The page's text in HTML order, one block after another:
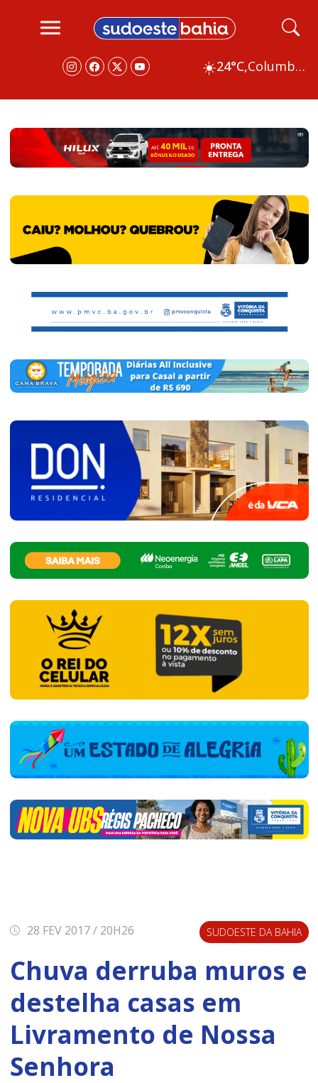
☀️24°C, Columbus
28 FEV 2017 / 20H26 SUDOESTE DA BAHIA
Chuva derruba muros e
destelha casas em
Livramento de Nossa
Senhora